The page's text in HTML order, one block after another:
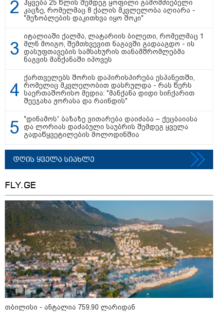
6
აგვისტო
დღის ზოგადი
ასტროლოგიური
პროგნოზი
ჰყვება 25 წლის შემდეგ ყოფილი გამომძიებელი
კაცზე, რომელმაც 8 ქალის მკვლელობა აღიარა -
"მეზობლების დაკითხვა იყო შოკი"
იტალიაში ქალმა, ლატარიის ბილეთი, რომელმაც 1
მლნ მოიგო, შემთხვევით ნაგავში გადააგდო - ის
დასუფთავების სამსახურის თანამშრომლებმა
ნაგვის მანქანაში იპოვეს
ქართველებს შორის დაპირისპირება ესპანეთში,
რომელიც მკვლელობით დასრულდა - რას წერს
საერთაშორისო მედია: "მანქანა დიდი სიჩქარით
შეეჯახა ჟორასა და რაინდის"
"დინამოს“ ბაზაზე ვითარება დაიძაბა – ქეცბაიასა
და ლორიას დაძაბული საუბრის შემდეგ ყველა
გადაწყვეტილების მოლოდინშია
დღის ყველა სიახლე
FLY.GE
თბილისი - ანტალია 759.90 ლარიდან